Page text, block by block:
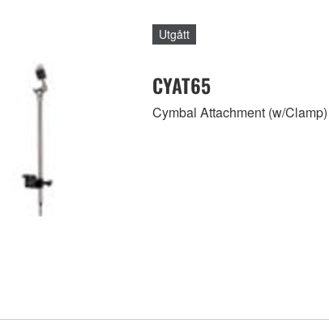
CYAT65
Utgått
Cymbal Attachment (w/Clamp)